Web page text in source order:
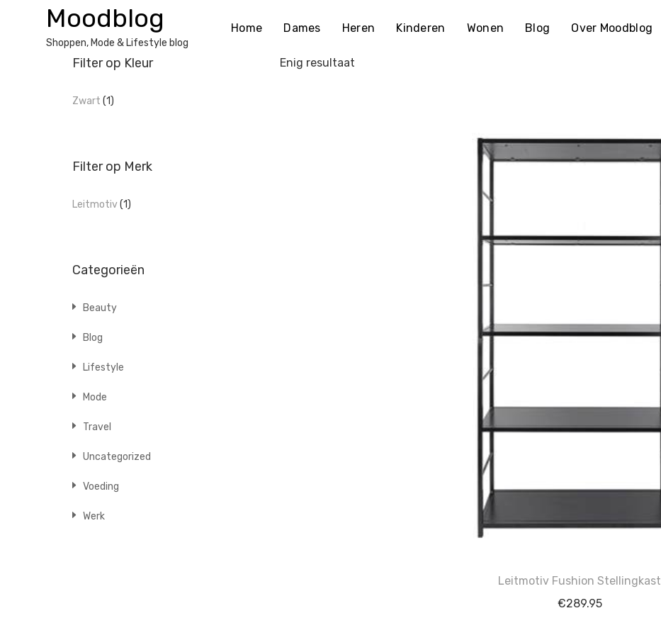
Moodblog
Shoppen, Mode & Lifestyle blog
Home Dames Heren Kinderen Wonen Blog Over Moodblog
Enig resultaat
Leitmotiv Fushion Stellingkast
€289.95
Filter op Kleur
Zwart (1)
Filter op Merk
Leitmotiv(1)
Categorieën
Beauty
Blog
Lifestyle
Mode
Travel
Uncategorized
Voeding
Werk